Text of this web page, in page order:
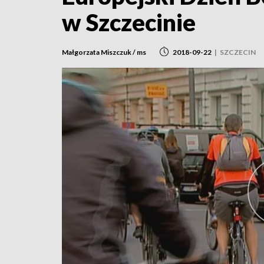
w Szczecinie
Małgorzata Miszczuk / ms 2018-09-22 | SZCZECIN